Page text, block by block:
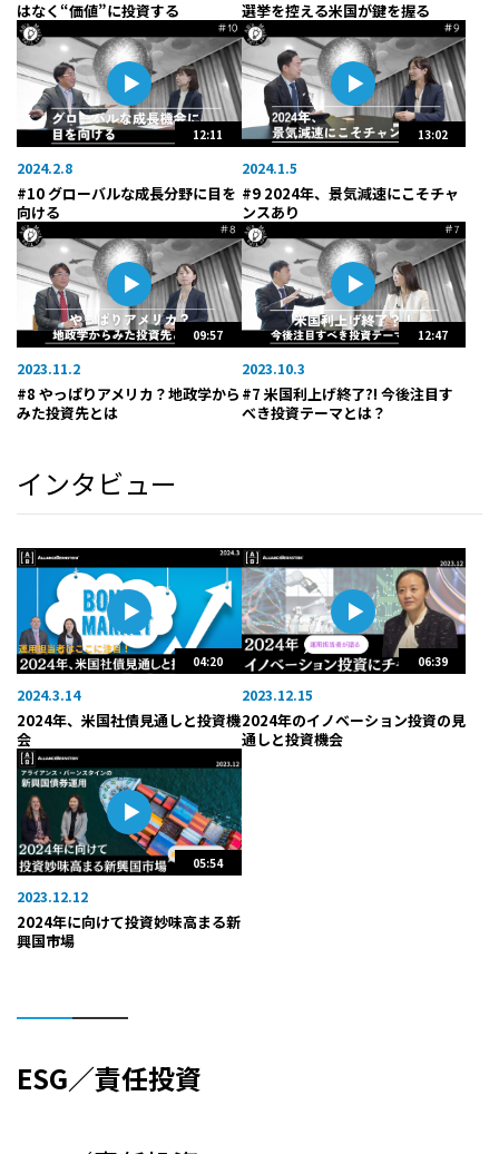
はなく“価値”に投資する
選挙を控える米国が鍵を握る
12:11
2024.2.8
#10 グローバルな成長分野に目を
向ける
13:02
2024.1.5
#9 2024年、景気減速にこそチャ
ンスあり
09:57
2023.11.2
#8 やっぱりアメリカ？地政学から
みた投資先とは
12:47
2023.10.3
#7 米国利上げ終了?! 今後注目す
べき投資テーマとは？
インタビュー
04:20
2024.3.14
2024年、米国社債見通しと投資機
会
06:39
2023.12.15
2024年のイノベーション投資の見
通しと投資機会
05:54
2023.12.12
2024年に向けて投資妙味高まる新
興国市場
ESG／責任投資